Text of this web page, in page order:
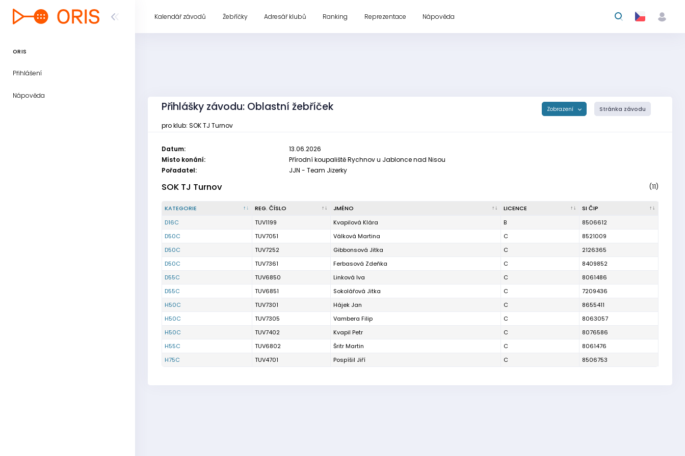
ORIS
Přihlášení
Nápověda
Kalendář závodů Žebříčky Adresář klubů Ranking Reprezentace Nápověda
Přihlášky závodu: Oblastní žebříček Zobrazení Stránka závodu
pro klub: SOK TJ Turnov
Datum:
13.06.2026
Místo konání:
Přírodní koupaliště Rychnov u Jablonce nad Nisou
Pořadatel:
JJN - Team Jizerky
SOK TJ Turnov (11)
KATEGORIE REG. ČÍSLO JMÉNO LICENCE
SI ČIP
D16C
TUV1199 Kvapilová Klára B
8506612
D50C
TUV7051 Válková Martina C
8521009
D50C
TUV7252 Gibbonsová Jitka C
2126365
D50C
TUV7361 Ferbasová Zdeňka C
8409852
D55C
TUV6850 Linková Iva C
8061486
D55C
TUV6851 Sokolářová Jitka C
7209436
H50C
TUV7301 Hájek Jan C
8655411
H50C
TUV7305 Vambera Filip C
8063057
H50C
TUV7402 Kvapil Petr C
8076586
H55C
TUV6802 Šritr Martin C
8061476
H75C
TUV4701 Pospíšil Jiří C 8506753